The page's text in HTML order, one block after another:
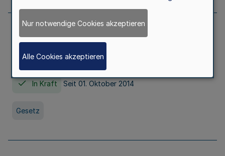
Gesetz über die Hochschulen des Landes
Nordrhein-Westfalen (Hochschulgesetz -
HG)
In Kraft Seit 01. Oktober 2014
Gesetz
Nur notwendige Cookies akzeptieren
Alle Cookies akzeptieren